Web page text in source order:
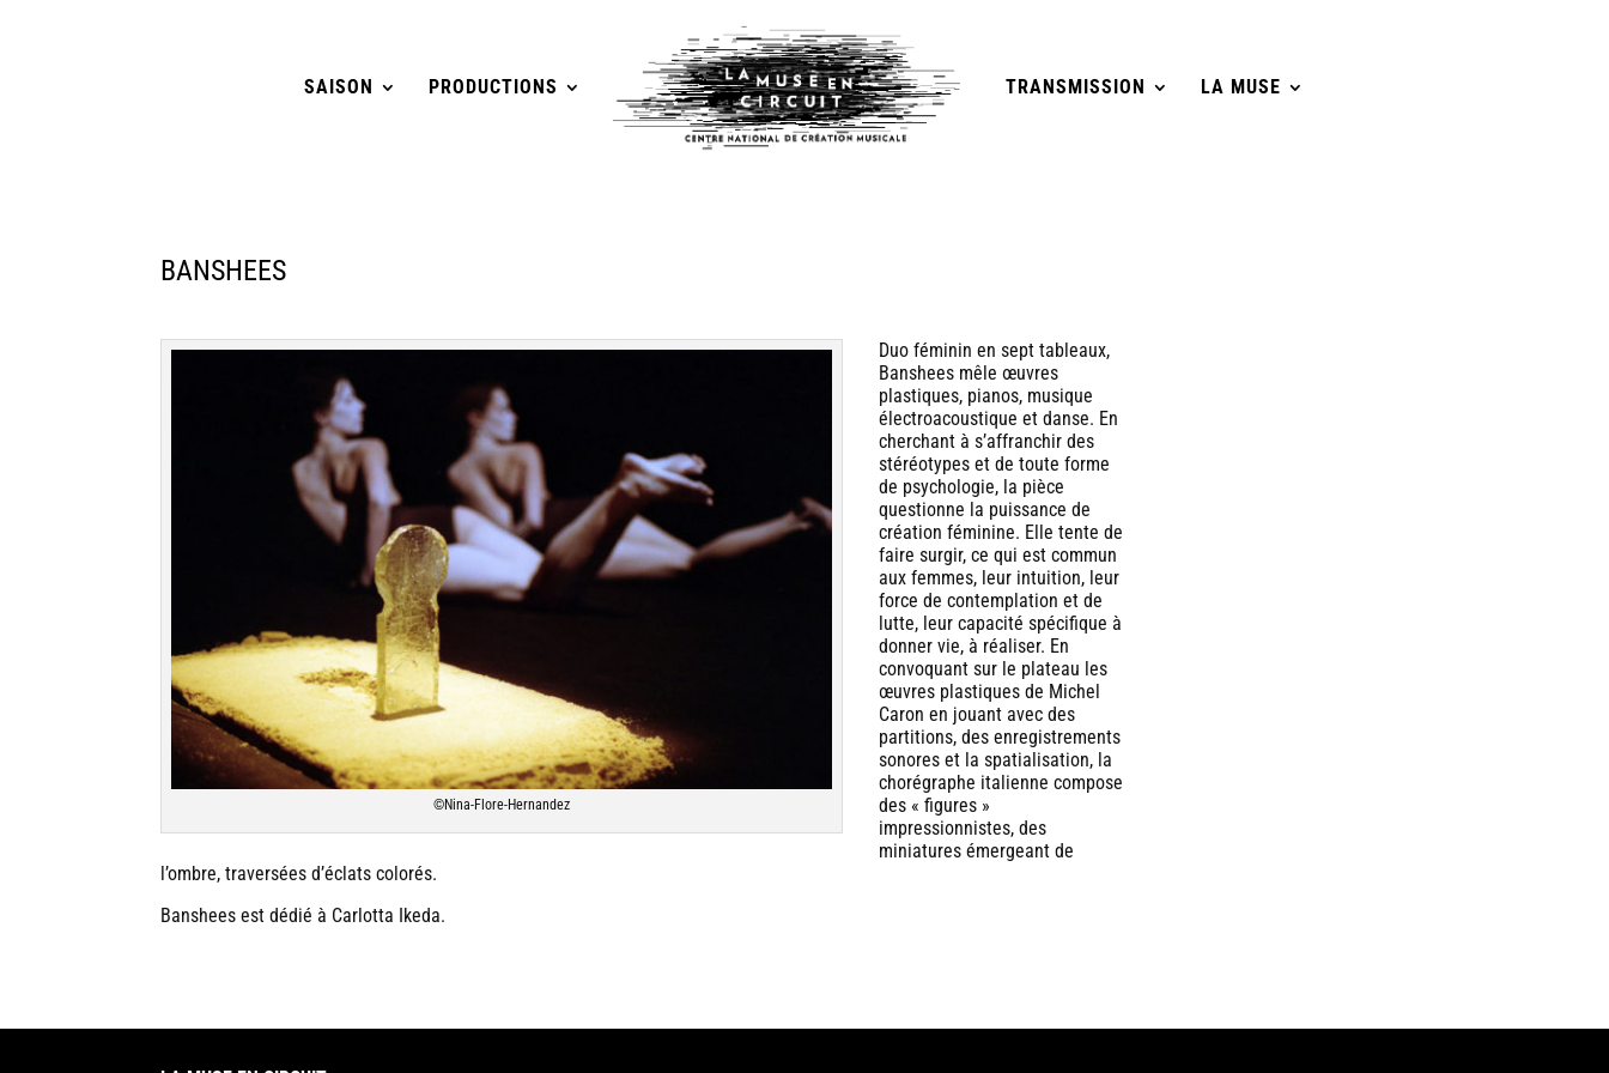
SAISON PRODUCTIONS TRANSMISSION LA MUSE
BANSHEES
©Nina-Flore-Hernandez
Duo féminin en sept tableaux,
Banshees mêle œuvres
plastiques, pianos, musique
électroacoustique et danse. En
cherchant à s’affranchir des
stéréotypes et de toute forme
de psychologie, la pièce
questionne la puissance de
création féminine. Elle tente de
faire surgir, ce qui est commun
aux femmes, leur intuition, leur
force de contemplation et de
lutte, leur capacité spécifique à
donner vie, à réaliser. En
convoquant sur le plateau les
œuvres plastiques de Michel
Caron en jouant avec des
partitions, des enregistrements
sonores et la spatialisation, la
chorégraphe italienne compose
des « figures »
impressionnistes, des
miniatures émergeant de
l’ombre, traversées d’éclats colorés.
Banshees est dédié à Carlotta Ikeda.